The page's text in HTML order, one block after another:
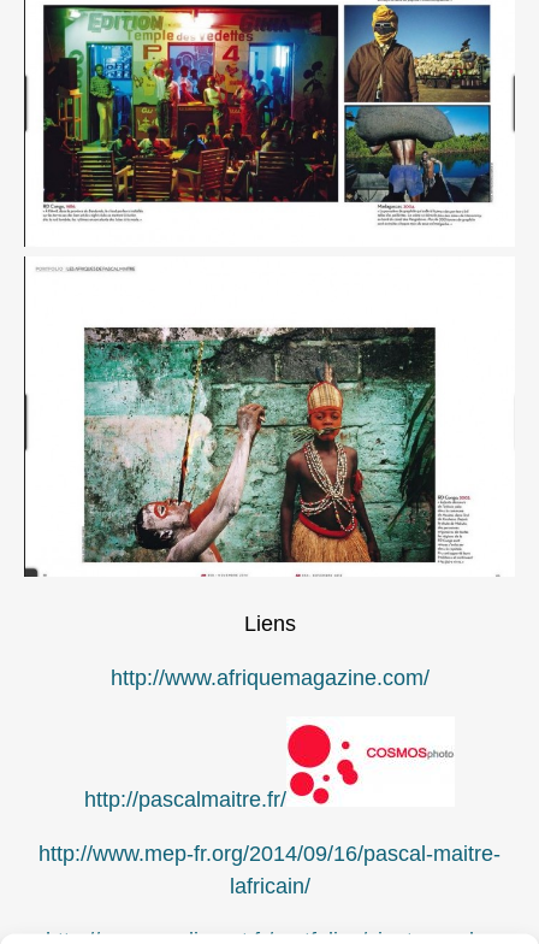
Liens
http://www.afriquemagazine.com/
http://pascalmaitre.fr/
http://www.mep-fr.org/2014/09/16/pascal-maitre-
lafricain/